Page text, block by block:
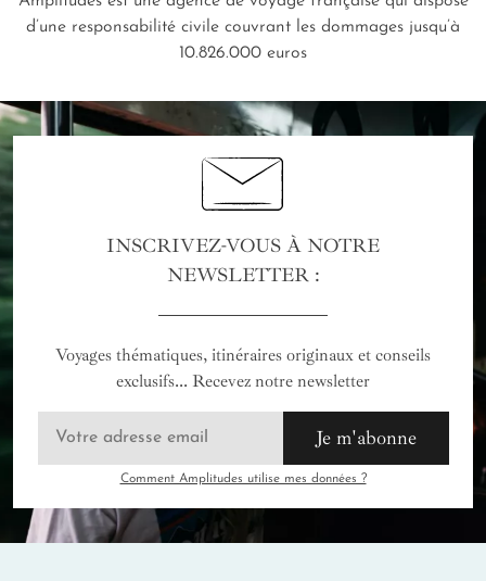
d’une responsabilité civile couvrant les dommages jusqu’à
10.826.000 euros
INSCRIVEZ-VOUS À NOTRE
NEWSLETTER :
Voyages thématiques, itinéraires originaux et conseils
exclusifs... Recevez notre newsletter
Je m'abonne
Comment Amplitudes utilise mes données ?